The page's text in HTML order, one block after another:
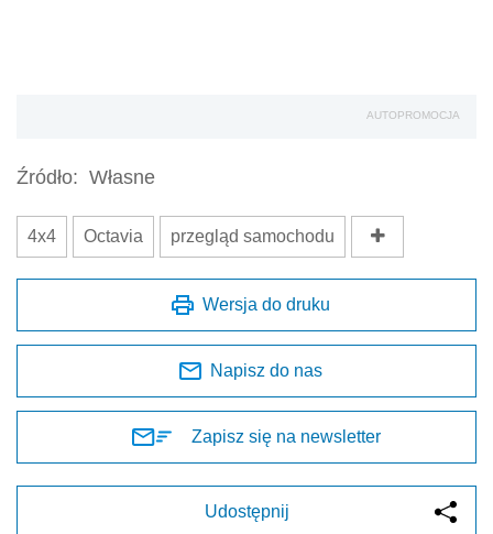
AUTOPROMOCJA
Źródło: Własne
4x4 Octavia przegląd samochodu
Wersja do druku
Napisz do nas
Zapisz się na newsletter
Udostępnij